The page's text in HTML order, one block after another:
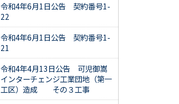
令和4年6月1日公告 契約番号1-
22
令和4年6月1日公告 契約番号1-
21
令和4年4月13日公告 可児御嵩
インターチェンジ工業団地（第一
工区）造成 その３工事